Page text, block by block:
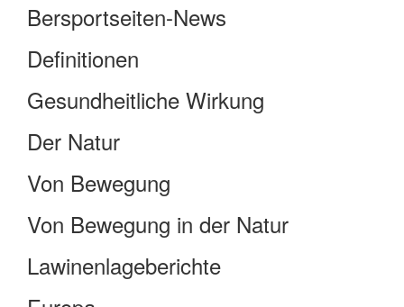
Bersportseiten-News
Definitionen
Gesundheitliche Wirkung
Der Natur
Von Bewegung
Von Bewegung in der Natur
Lawinenlageberichte